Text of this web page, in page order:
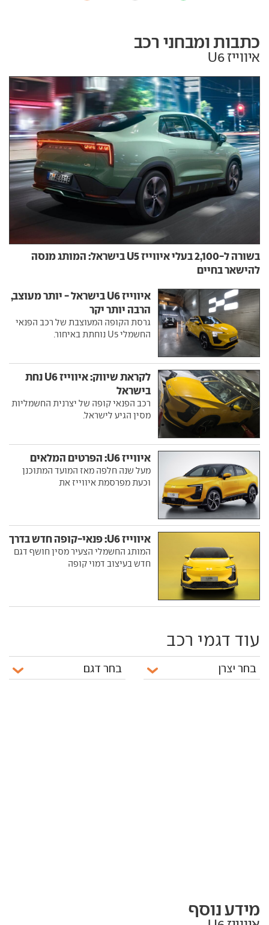
כתבות ומבחני רכב
איווייז U6
בשורה ל-2,100 בעלי איווייז U5 בישראל: המותג מנסה
להישאר בחיים
איווייז U6 בישראל - יותר מעוצב,
הרבה יותר יקר
גרסת הקופה המעוצבת של רכב הפנאי
החשמלי U5 נוחתת באיחור.
לקראת שיווק: איווייז U6 נחת
בישראל
רכב הפנאי קופה של יצרנית החשמליות
מסין הגיע לישראל.
איווייז U6: הפרטים המלאים
מעל שנה חלפה מאז המועד המתוכנן
וכעת מפרסמת איווייז את
איווייז U6: פנאי-קופה חדש בדרך
המותג החשמלי הצעיר מסין חושף דגם
חדש בעיצוב דמוי קופה
עוד דגמי רכב
מידע נוסף